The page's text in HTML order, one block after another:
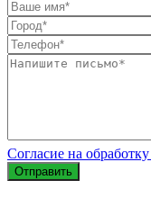
Согласие на
Отправить